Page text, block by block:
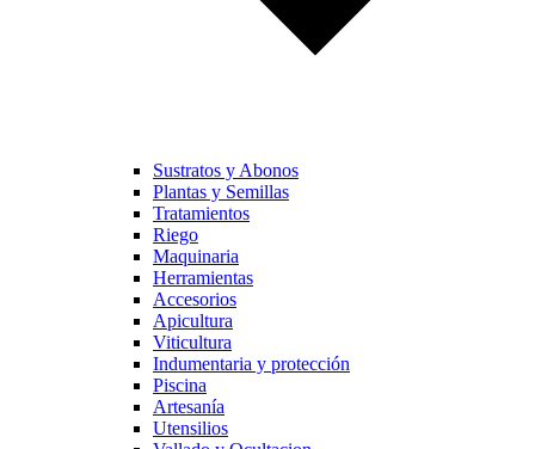
Sustratos y Abonos
Plantas y Semillas
Tratamientos
Riego
Maquinaria
Herramientas
Accesorios
Apicultura
Viticultura
Indumentaria y protección
Piscina
Artesanía
Utensilios